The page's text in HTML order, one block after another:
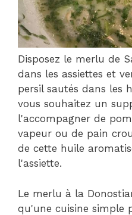
Disposez le merlu de
dans les assiettes et
persil sautés dans les
vous souhaitez un
l'accompagner de
vapeur ou de pain
de cette huile
l'assiette.
Le merlu à la
qu'une cuisine simple